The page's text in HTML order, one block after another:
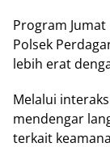
Program
Polsek
lebih erat
Melalui
mendengar
terkait